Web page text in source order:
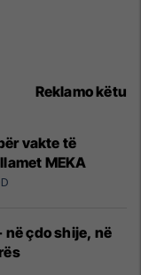
Reklamo këtu
vakte të
MEKA
në çdo shije, në